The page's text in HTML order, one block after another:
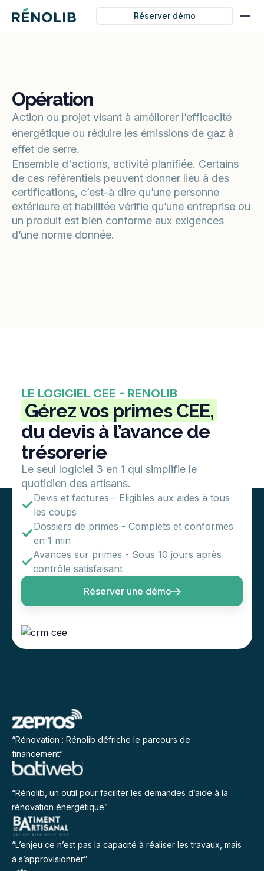
Réserver démo
Opération
Action ou projet visant à améliorer l’efficacité
énergétique ou réduire les émissions de gaz à
effet de serre.
Ensemble d'actions, activité planifiée. Certains
de ces référentiels peuvent donner lieu à des
certifications, c’est-à dire qu’une personne
extérieure et habilitée vérifie qu’une entreprise ou
un produit est bien conforme aux exigences
d’une norme donnée.
LE LOGICIEL CEE - RENOLIB
Gérez vos primes CEE,
du devis à l’avance de
trésorerie
Le seul logiciel 3 en 1 qui simplifie le
quotidien des artisans.
Devis et factures - Eligibles aux aides à tous
les coups
Dossiers de primes - Complets et conformes
en 1 min
Avances sur primes - Sous 10 jours après
contrôle satisfaisant
Réserver une démo
“Rénovation : Rénolib défriche le parcours de
financement”
“Rénolib, un outil pour faciliter les demandes d’aide à la
rénovation énergétique”
“L’enjeu ce n’est pas la capacité à réaliser les travaux, mais
à s’approvisionner”